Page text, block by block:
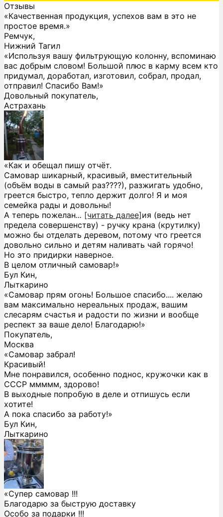
Отзывы
«Качественная продукция, успехов вам в это не
простое время.»
Ремчук,
Нижний Тагил
«Используя вашу фильтрующую колонну, вспоминаю
вас добрым словом! Большой плюс в карму всем кто
придумал, доработал, изготовил, собрал, продал,
отправил! Спасибо Вам!»
Довольный покупатель,
Астрахань
«Как и обещал пишу отчёт.
Самовар шикарный, красивый, вместительный
(объём воды в самый раз????), разжигать удобно,
греется быстро, тепло держит долго! Я и моя
семейка рады и довольны!
А теперь пожелан... [читать далее]ия (ведь нет
предела совершенству) - ручку крана (крутилку)
можно бы отделать деревом, потому что греется
довольно сильно и детям наливать чай горячо!
Но это придирки наверное.
В целом отличный самовар!»
Бул Кин,
Лыткарино
«Самовар прям огонь! Большое спасибо.... желаю
вам максимально нереальных продаж, вашим
слесарям счастья и радости по жизни и вообще
респект за ваше дело! Благодарю!»
Покупатель,
Москва
«Самовар забрал!
Красивый!
Мне понравился, особенно поднос, кружочки как в
СССР ммммм, здорово!
В выходные попробую в деле и отпишусь если
хотите!
А пока спасибо за работу!»
Бул Кин,
Лыткарино
«Супер самовар !!!
Благодарю за быструю доставку
Особо за подарки !!!